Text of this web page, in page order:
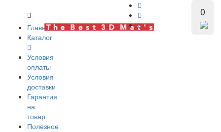
Главная
Каталог
Условия
оплаты
Условия
доставки
Гарантия
на
товар
Полезное
0